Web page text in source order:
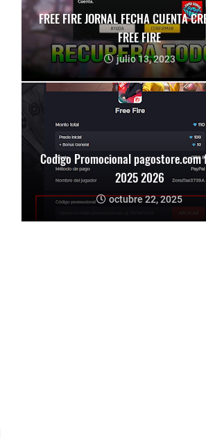
FREE FIRE JORNAL FECHA CUENTA
FREE FIRE
julio 13, 2023
Codigo Promocional pagostore.com
2025 2026
octubre 22, 2025